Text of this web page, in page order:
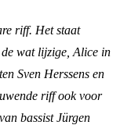
riff. Het staat
wat lijzige, Alice in
Sven Herssens en
riff ook voor
bassist Jürgen